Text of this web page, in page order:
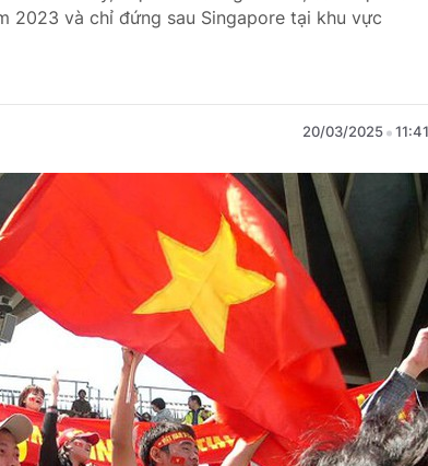
2023 và chỉ đứng sau Singapore tại khu vực
20/03/2025 11:41